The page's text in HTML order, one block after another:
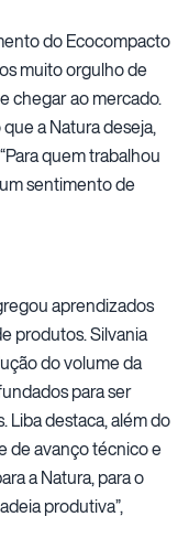
do Ecocompacto
muito orgulho de
chegar ao mercado.
a Natura deseja,
quem trabalhou
sentimento de
aprendizados
produtos. Silvania
do volume da
para ser
Liba destaca, além do
de avanço técnico e
a Natura, para o
produtiva”,